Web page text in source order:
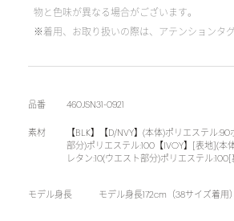
物と色味が異なる場合がございます。
※着用、お取り扱いの際は、アテンションタ
品番 460JSN31-0921
素材
【BLK】【D/NVY】(本体)ポリエステル:90
部分)ポリエステル:100【IVOY】[表地](本
レタン:10(ウエスト部分)ポリエステル
モデル身長 モデル身長172cm（38サイズ着用）